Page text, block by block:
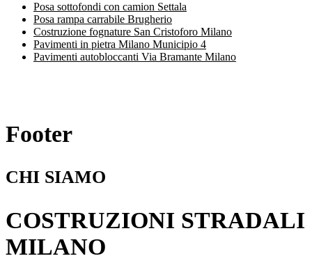
Posa sottofondi con camion Settala
Posa rampa carrabile Brugherio
Costruzione fognature San Cristoforo Milano
Pavimenti in pietra Milano Municipio 4
Pavimenti autobloccanti Via Bramante Milano
Footer
CHI SIAMO
COSTRUZIONI STRADALI
MILANO